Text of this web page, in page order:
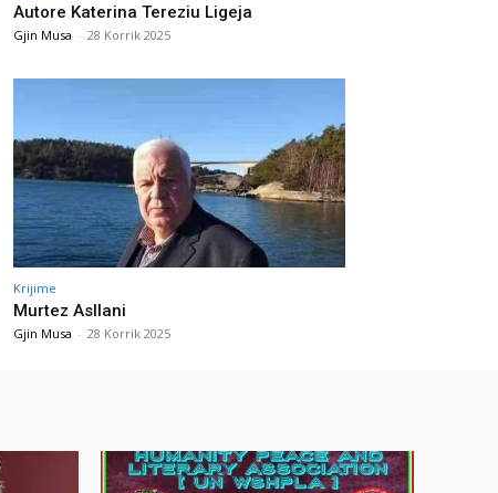
Autore Katerina Tereziu Ligeja
Gjin Musa - 28 Korrik 2025
Krijime
Murtez Asllani
Gjin Musa - 28 Korrik 2025